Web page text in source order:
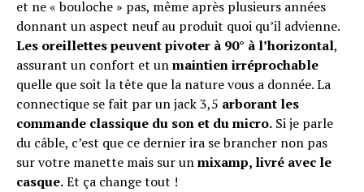
et ne « bouloche » pas, même après plusieurs années
donnant un aspect neuf au produit quoi qu’il advienne.
Les oreillettes peuvent pivoter à 90° à l’horizontal,
assurant un confort et unmaintien irréprochable
quelle que soit la tête que la nature vous a donnée. La
connectique se fait par un jack 3,5 arborant les
commande classique du son et du micro. Si je parle
du câble, c’est que ce dernier ira se brancher non pas
sur votre manette mais sur unmixamp, livré avec le
casque.Et ça change tout !